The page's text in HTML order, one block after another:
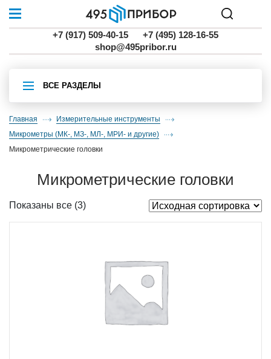
+7 (917) 509-40-15
+7 (495) 128-16-55
shop@495pribor.ru
ВСЕ РАЗДЕЛЫ
Главная
Измерительные инструменты
микрометры (МК-, МЗ-, МЛ-, МРИ- и другие)
микрометрические головки
микрометрические головки
Показаны все (3)